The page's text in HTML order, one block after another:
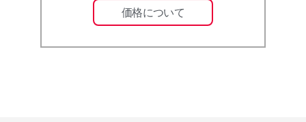
価格について